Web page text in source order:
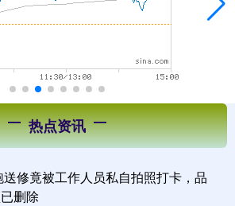
热点资讯
修竟被工作人员私自拍照打卡，品
删除